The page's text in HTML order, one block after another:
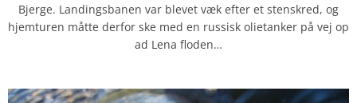
Bjerge. Landingsbanen var blevet væk efter et stenskred, og
hjemturen måtte derfor ske med en russisk olietanker på vej op
ad Lena floden…